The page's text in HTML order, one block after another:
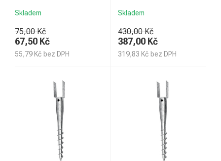
Skladem
75,00 Kč
67,50 Kč
55,79 Kč bez DPH
Skladem
430,00 Kč
387,00 Kč
319,83 Kč bez DPH